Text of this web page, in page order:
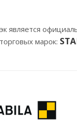
является
марок: